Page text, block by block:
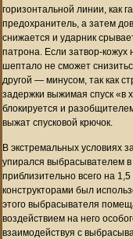
горизонтальной линии, как
предохранитель, а затем
снижается и ударник
патрона. Если затвор-кожух
шептало не сможет
другой — минусом, так как
задержки выжимая спуск «в
блокируется и
выжат спусковой крючок.
В экстремальных условиях
упирался выбрасывателем
приблизительно всего на
конструкторами был
этого выбрасывателя
воздействием на него
взаимодействуя с